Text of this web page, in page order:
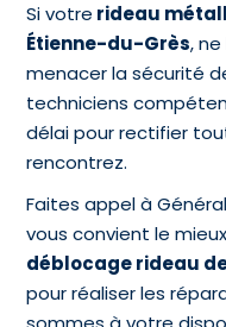
Si votre rideau
Étienne-du-Grès,
menacer la sécurité
techniciens
délai pour rectifier
rencontrez.
Faites appel à
vous convient le
déblocage rideau
pour réaliser les